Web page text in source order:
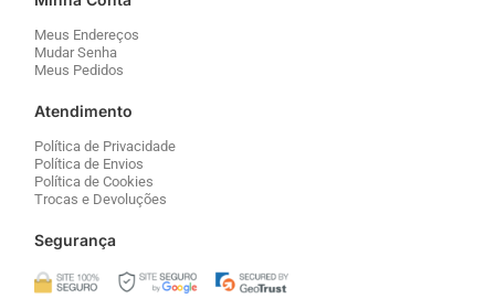
Política de Privacidade
Política de Envios
Política de Cookies
Trocas e Devoluções
Segurança
Fale conosco
WhatsApp
Horário de atendimento: